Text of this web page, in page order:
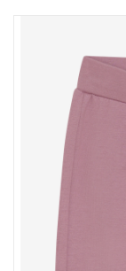
Schoenen en Tassen
Speelgoed
Cadeaubonnen